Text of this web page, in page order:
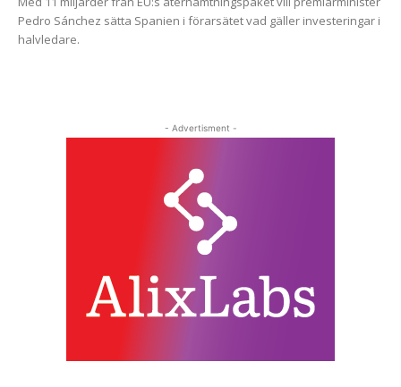
Pedro Sánchez sätta Spanien i förarsätet vad gäller investeringar i
halvledare.
- Advertisment -